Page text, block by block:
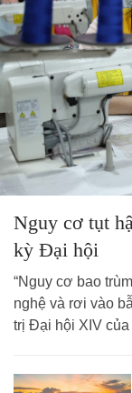
Nguy cơ tụt
kỳ Đại hội
“Nguy cơ bao
nghệ và rơi vào
trị Đại hội XIV